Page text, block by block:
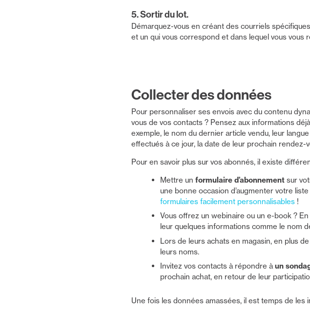
5. Sortir du lot.
Démarquez-vous en créant des courriels
et un qui vous correspond et dans lequel vous
Collecter des données
Pour personnaliser ses envois avec du contenu
vous de vos contacts ? Pensez aux informations
exemple, le nom du dernier article vendu, leur
effectués à ce jour, la date de leur prochain
Pour en savoir plus sur vos abonnés, il existe
Mettre un formulaire d’abonnementsur
une bonne occasion d’augmenter votre
formulaires facilement personnalisables !
Vous offrez un webinaire ou un e-book ?
leur quelques informations comme le nom
Lors de leurs achats en magasin, en plus
leurs noms.
Invitez vos contacts à répondre àun
prochain achat, en retour de leur
Une fois les données amassées, il est temps de les